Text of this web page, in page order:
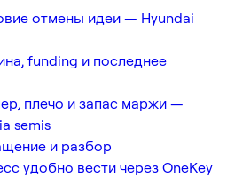
отмены идеи — Hyundai
funding и последнее
плечо и запас маржи —
semis
и разбор
удобно вести через OneKey